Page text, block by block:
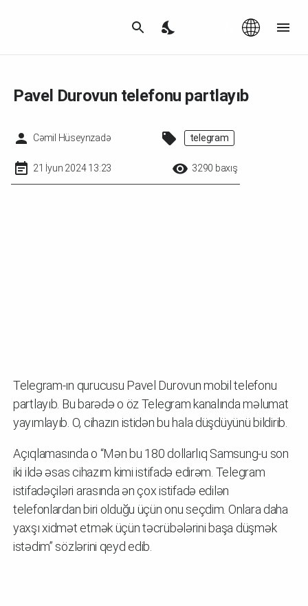
Pavel Durovun telefonu partlayıb
Cəmil Hüseynzadə telegram
21 İyun 2024 13:23 3290 baxış
Telegram-ın qurucusu Pavel Durovun mobil telefonu
partlayıb. Bu barədə o öz Telegram kanalında məlumat
yayımlayıb. O, cihazın istidən bu hala düşdüyünü bildirib.
Açıqlamasında o “Mən bu 180 dollarlıq Samsung-u son
iki ildə əsas cihazım kimi istifadə edirəm. Telegram
istifadəçiləri arasında ən çox istifadə edilən
telefonlardan biri olduğu üçün onu seçdim. Onlara daha
yaxşı xidmət etmək üçün təcrübələrini başa düşmək
istədim” sözlərini qeyd edib.